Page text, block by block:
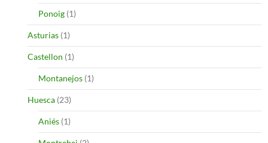
Ponoig (1)
Asturias (1)
Castellon (1)
Montanejos (1)
Huesca (23)
Aniés (1)